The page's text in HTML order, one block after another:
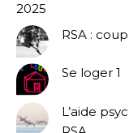
2025
RSA :
Se loger 1
L’aide